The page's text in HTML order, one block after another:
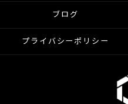
ブログ
プライバシーポリシー